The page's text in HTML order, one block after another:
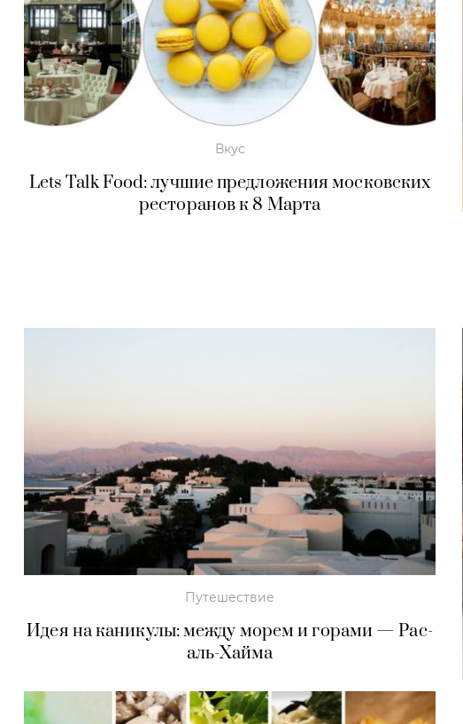
Вкус
Lets Talk Food: лучшие предложения московских
ресторанов к 8 Марта
Путешествие
Идея на каникулы: между морем и горами — Рас-
аль-Хайма